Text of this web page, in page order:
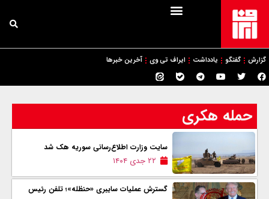
گزارش گفتگو یادداشت ایراف تی وی آخرین خبرها
حمله هکری
سایت وزارت اطلاع‌رسانی سوريه هک شد
۲۲ جدی ۱۴۰۴
گسترش عملیات سایبری «حنظله»؛ تلفن رئیس